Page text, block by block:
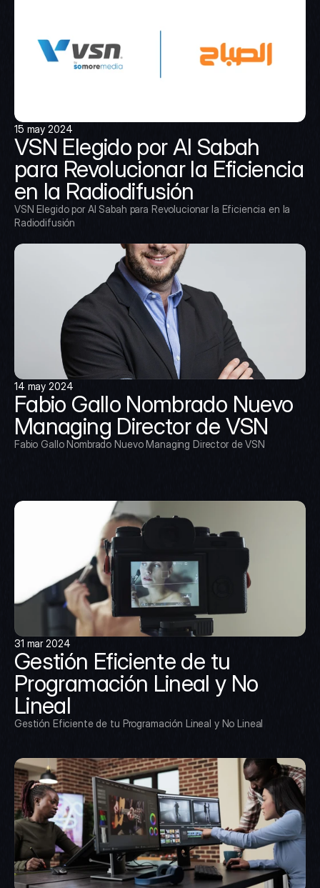
15 may 2024
VSN Elegido por Al Sabah
para Revolucionar la Eficiencia
en la Radiodifusión
VSN Elegido por Al Sabah para Revolucionar la Eficiencia en la
Radiodifusión
14 may 2024
Fabio Gallo Nombrado Nuevo
Managing Director de VSN
Fabio Gallo Nombrado Nuevo Managing Director de VSN
31 mar 2024
Gestión Eficiente de tu
Programación Lineal y No
Lineal
Gestión Eficiente de tu Programación Lineal y No Lineal